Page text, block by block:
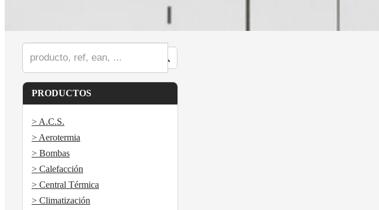
PRODUCTOS
> A.C.S.
> Aerotermia
> Bombas
> Calefacción
> Central Térmica
> Climatización